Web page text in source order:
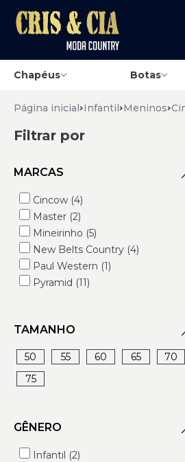
Chapéus Botas
Página inicial Infantil Meninos
Filtrar por
MARCAS
Cincow (4)
Master (2)
Mineirinho (5)
New Belts Country (4)
Paul Western (1)
Pyramid (11)
TAMANHO
50 55 60 65
70
75
GÊNERO
Infantil (2)